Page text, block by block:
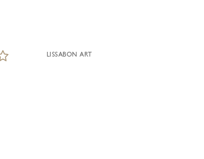
LISSABON ART